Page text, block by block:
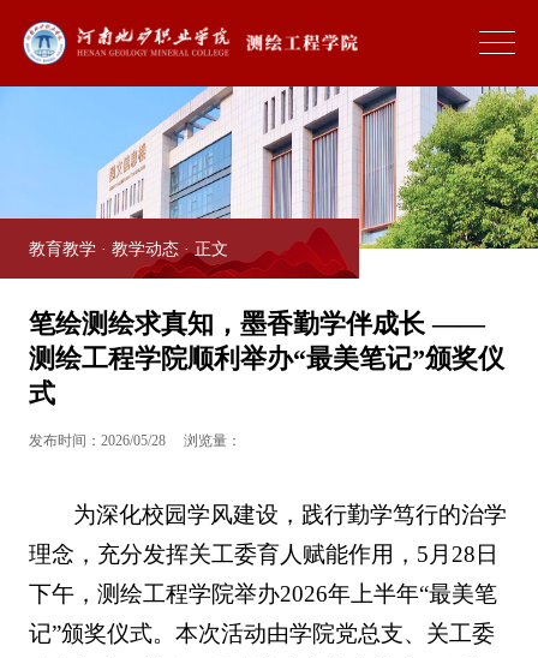
教育教学· 教学动态· 正文
笔绘测绘求真知，墨香勤学伴成长 ——
测绘工程学院顺利举办“最美笔记”颁奖仪
式
发布时间：2026/05/28 浏览量：
为深化校园学风建设，践行勤学笃行的治学
理念，充分发挥关工委育人赋能作用，5月28日
下午，测绘工程学院举办2026年上半年“最美笔
记”颁奖仪式。本次活动由学院党总支、关工委